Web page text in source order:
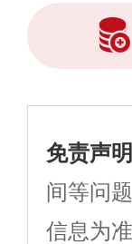
免责声明
间等问
信息为